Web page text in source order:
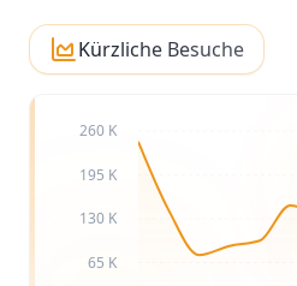
Kürzliche Besuche
65 K
130 K
195 K
260 K